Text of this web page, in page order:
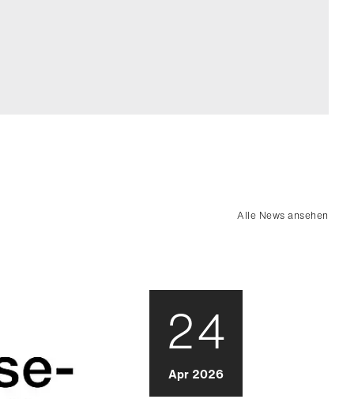
Alle News ansehen
24
Apr 2026